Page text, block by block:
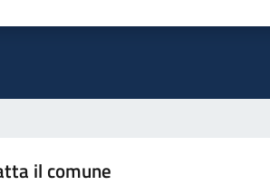
il comune